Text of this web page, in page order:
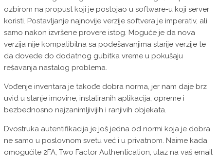
ozbirom na propust koji je postojao u software-u koji server
koristi. Postavljanje najnovije verzije softvera je imperativ, ali
samo nakon izvršene provere istog. Moguće je da nova
verzija nije kompatibilna sa podešavanjima starije verzije te
da dovede do dodatnog gubitka vreme u pokušaju
rešavanja nastalog problema.
Vođenje inventara je takođe dobra norma, jer nam daje brz
uvid u stanje imovine, instaliranih aplikacija, opreme i
bezbednosno najzanimljivijih i ranjivih objekata.
Dvostruka autentifikacija je još jedna od normi koja je dobra
ne samo u poslovnom svetu već i u privatnom. Naime kada
omogućite 2FA, Two Factor Authentication, ulaz na vaš email